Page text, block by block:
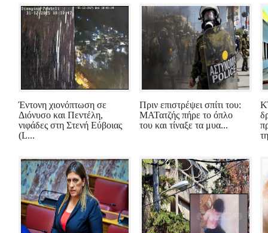
Έντονη χιονόπτωση σε
Διόνυσο και Πεντέλη,
νιφάδες στη Στενή Εύβοιας
(L...
Πριν επιστρέψει σπίτι του:
ΜΑΤατζής πήρε το όπλο
του και τίναξε τα μυα...